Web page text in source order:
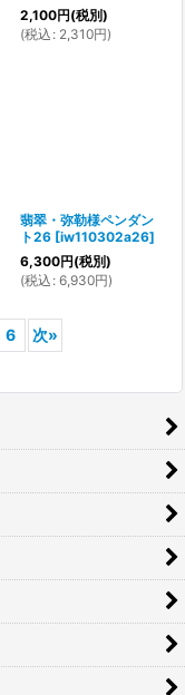
2,100円(税別)
(税込 : 2,310円)
翡翠・弥勒様ペンダン
ト26 [iw110302a26]
6,300円(税別)
(税込 : 6,930円)
6 次»